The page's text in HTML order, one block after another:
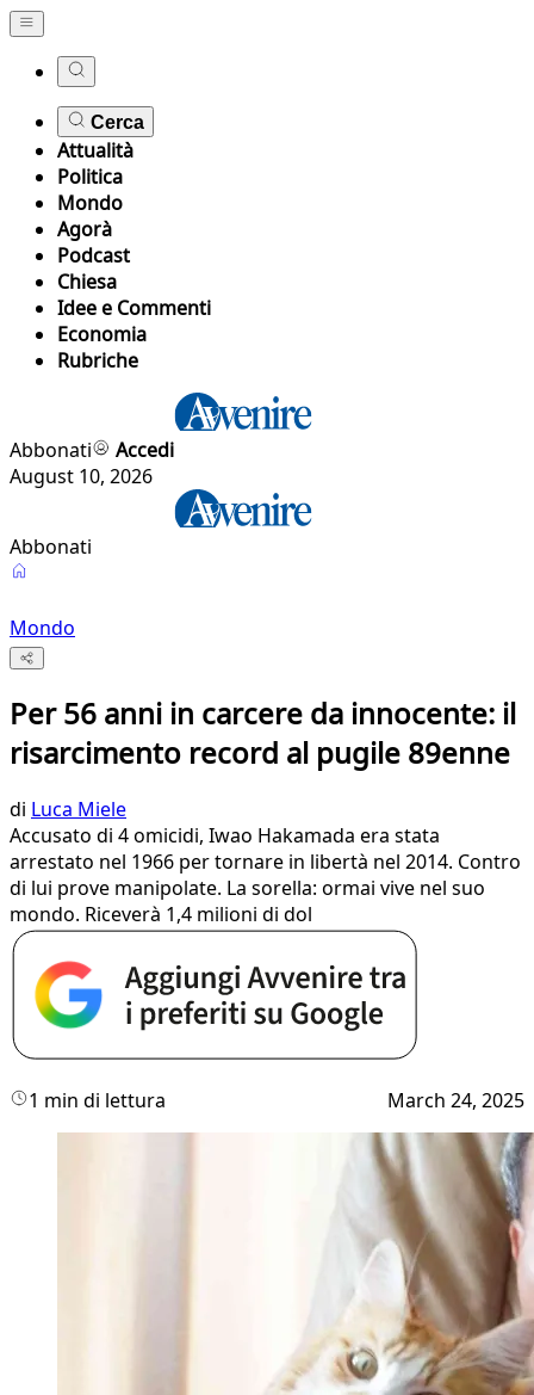
Cerca
Attualità
Politica
Mondo
Agorà
Podcast
Chiesa
Idee e Commenti
Economia
Rubriche
Abbonati
Accedi
August 10, 2026
Abbonati
Mondo
Per 56 anni in carcere da innocente: il
risarcimento record al pugile 89enne
di Luca Miele
Accusato di 4 omicidi, Iwao Hakamada era stata
arrestato nel 1966 per tornare in libertà nel 2014. Contro
di lui prove manipolate. La sorella: ormai vive nel suo
mondo. Riceverà 1,4 milioni di dol
1 min di lettura March 24, 2025